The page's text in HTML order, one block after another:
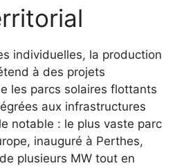
individuelles, la production
à des projets
les parcs solaires flottants
aux infrastructures
notable : le plus vaste parc
inauguré à Perthes,
plusieurs MW tout en